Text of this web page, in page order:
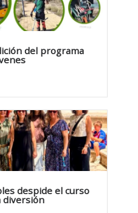
del programa
despide el curso
diversión